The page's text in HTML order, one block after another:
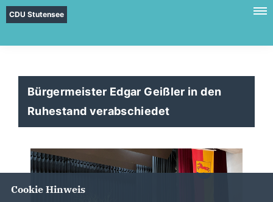
CDU Stutensee
Bürgermeister Edgar Geißler in den
Ruhestand verabschiedet
Cookie Hinweis